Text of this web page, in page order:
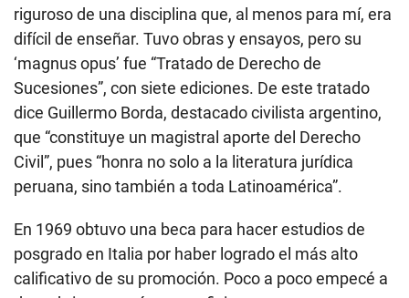
riguroso de una disciplina que, al menos para mí, era
difícil de enseñar. Tuvo obras y ensayos, pero su
‘magnus opus’ fue “Tratado de Derecho de
Sucesiones”, con siete ediciones. De este tratado
dice Guillermo Borda, destacado civilista argentino,
que “constituye un magistral aporte del Derecho
Civil”, pues “honra no solo a la literatura jurídica
peruana, sino también a toda Latinoamérica”.
En 1969 obtuvo una beca para hacer estudios de
posgrado en Italia por haber logrado el más alto
calificativo de su promoción. Poco a poco empecé a